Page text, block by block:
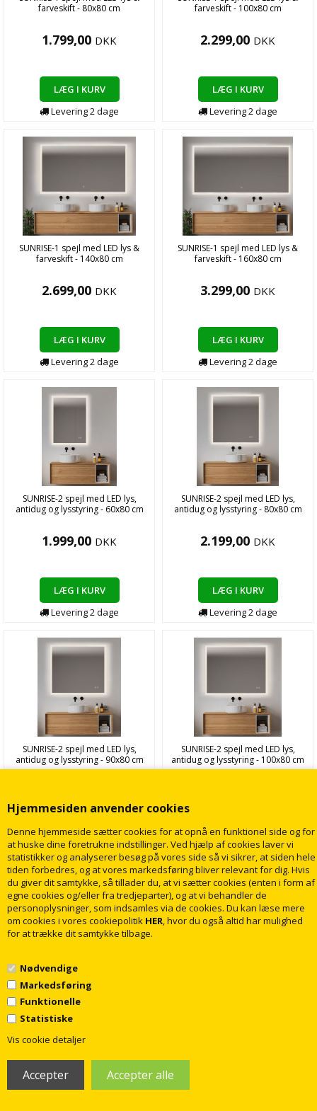
Hjemmesiden anvender cookies
Denne hjemmeside sætter cookies for at opnå en funktionel side og for
at huske dine foretrukne indstillinger. Ved hjælp af cookies laver vi
statistikker og analyserer besøg på vores side så vi sikrer, at siden hele
tiden forbedres, og at vores markedsføring bliver relevant for dig. Hvis
du giver dit samtykke, så tillader du, at vi sætter cookies (enten i form af
egne cookies og/eller fra tredjeparter), og at vi behandler de
personoplysninger, som indsamles via de cookies. Du kan læse mere
om cookies i vores cookiepolitik HER, hvor du også altid har mulighed
for at trække dit samtykke tilbage.
Nødvendige
Markedsføring
Funktionelle
Statistiske
Vis cookie detaljer
farveskift - 80x80 cm
1.799,00 DKK
LÆG I KURV
Levering2dage
farveskift - 100x80 cm
2.299,00 DKK
LÆG I KURV
Levering2dage
SUNRISE-1 spejl med LED lys &
farveskift - 140x80 cm
2.699,00 DKK
LÆG I KURV
Levering2dage
SUNRISE-1 spejl med LED lys &
farveskift - 160x80 cm
3.299,00 DKK
LÆG I KURV
Levering2dage
SUNRISE-2 spejl med LED lys,
antidug og lysstyring - 60x80 cm
1.999,00 DKK
LÆG I KURV
Levering2dage
SUNRISE-2 spejl med LED lys,
antidug og lysstyring - 80x80 cm
2.199,00 DKK
LÆG I KURV
Levering2dage
SUNRISE-2 spejl med LED lys,
antidug og lysstyring - 90x80 cm
LÆG I KURV
Levering2dage
SUNRISE-2 spejl med LED lys,
antidug og lysstyring - 100x80 cm
LÆG I KURV
Levering2dage
SUNRISE-2 spejl med LED lys,
antidug og lysstyring - 120x80 cm
2.999,00
LÆG I KURV